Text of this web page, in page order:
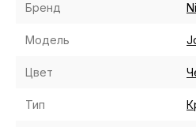
Бренд
Модель
Цвет
Тип